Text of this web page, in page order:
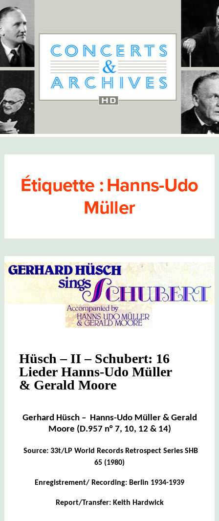
Étiquette :Hanns-Udo
Müller
Hüsch – II – Schubert: 16
Lieder Hanns-Udo Müller
& Gerald Moore
Gerhard Hüsch – Hanns-Udo Müller & Gerald
Moore (D.957 n° 7, 10, 12 & 14)
Source: 33t/LP World Records Retrospect Series SHB
65 (1980)
Enregistrement/ Recording: Berlin 1934-1939
Report/Transfer: Keith Hardwick